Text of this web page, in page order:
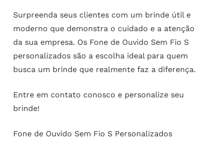
Surpreenda seus clientes com um brinde útil e
moderno que demonstra o cuidado e a atenção
da sua empresa. Os Fone de Ouvido Sem Fio S
personalizados são a escolha ideal para quem
busca um brinde que realmente faz a diferença.
Entre em contato conosco e personalize seu
brinde!
Fone de Ouvido Sem Fio S Personalizados